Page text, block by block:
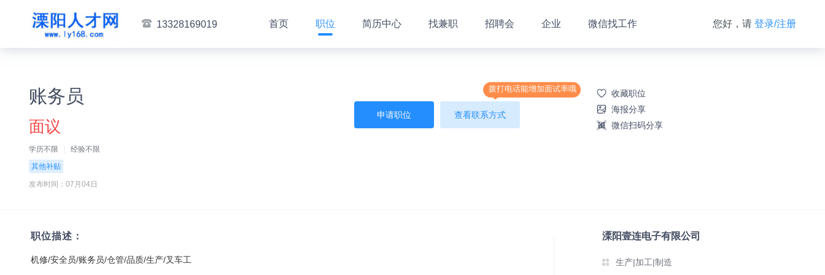
13328169019 首页 职位 简历中心 找兼职 招聘会 企业 微信找工作 您好，请 登录/注册
账务员
面议
学历不限
经验不限
其他补贴
发布时间：07月04日
收藏职位
海报分享
微信扫码分享
拨打电话能增加面试率哦
申请职位 查看联系方式
职位描述：
机修/安全员/账务员/仓管/品质/生产/叉车工
溧阳壹连电子有限公司
生产|加工|制造